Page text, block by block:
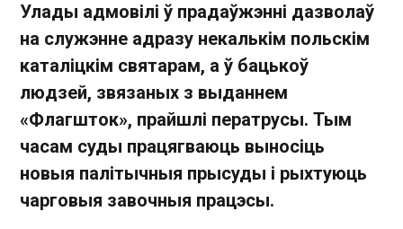
Улады адмовілі ў прадаўжэнні дазволаў
на служэнне адразу некалькім польскім
каталіцкім святарам, а ў бацькоў
людзей, звязаных з выданнем
«Флагшток», прайшлі ператрусы. Тым
часам суды працягваюць выносіць
новыя палітычныя прысуды і рыхтуюць
чарговыя завочныя працэсы.